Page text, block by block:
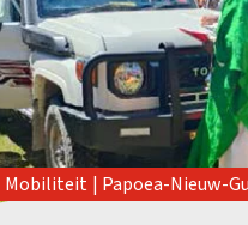
Mobiliteit | Papoea-Nieuw-